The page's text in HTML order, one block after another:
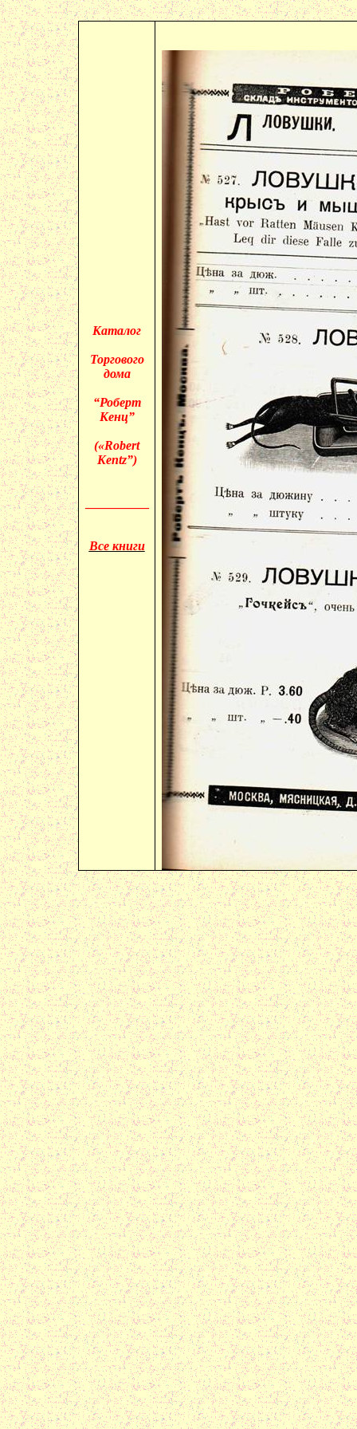
Каталог
Торгового
дома
“Роберт
Кенц”
(«Robert
Kentz”)
Все книги